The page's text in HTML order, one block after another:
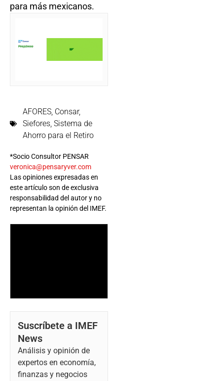
para más mexicanos.
AFORES, Consar,
Siefores, Sistema de
Ahorro para el Retiro
*Socio Consultor PENSAR
veronica@pensaryver.com
Las opiniones expresadas en
este artículo son de exclusiva
responsabilidad del autor y no
representan la opinión del IMEF.
Suscríbete a IMEF
News
Análisis y opinión de
expertos en economía,
finanzas y negocios